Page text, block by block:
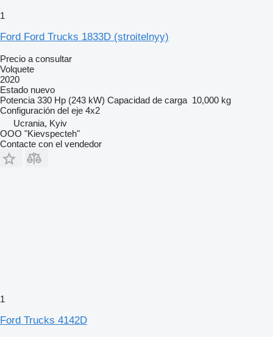
1
Ford Ford Trucks 1833D (stroitelnyy)
Precio a consultar
Volquete
2020
Estado nuevo
Potencia 330 Hp (243 kW) Capacidad de carga 10,000 kg
Configuración del eje 4x2
Ucrania, Kyiv
OOO "Kievspecteh"
Contacte con el vendedor
1
Ford Trucks 4142D